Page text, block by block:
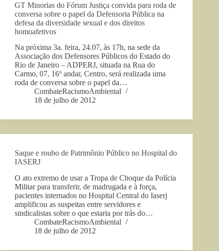
GT Minorias do Fórum Justiça convida para roda de
conversa sobre o papel da Defensoria Pública na
defesa da diversidade sexual e dos direitos
homoafetivos
Na próxima 3a. feira, 24.07, às 17h, na sede da
Associação dos Defensores Públicos do Estado do
Rio de Janeiro – ADPERJ, situada na Rua do
Carmo, 07, 16º andar, Centro, será realizada uma
roda de conversa sobre o papel da…
CombateRacismoAmbiental
18 de julho de 2012
Saque e roubo de Patrimônio Público no Hospital do
IASERJ
O ato extremo de usar a Tropa de Choque da Polícia
Militar para transferir, de madrugada e à força,
pacientes internados no Hospital Central do Iaserj
amplificou as suspeitas entre servidores e
sindicalistas sobre o que estaria por trás do…
CombateRacismoAmbiental
18 de julho de 2012